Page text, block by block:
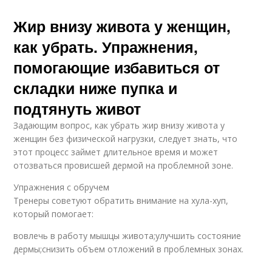
Жир внизу живота у женщин,
как убрать. Упражнения,
помогающие избавиться от
складки ниже пупка и
подтянуть живот
Задающим вопрос, как убрать жир внизу живота у
женщин без физической нагрузки, следует знать, что
этот процесс займет длительное время и может
отозваться провисшей дермой на проблемной зоне.
Упражнения с обручем
Тренеры советуют обратить внимание на хула-хуп,
который помогает:
вовлечь в работу мышцы живота;улучшить состояние
дермы;снизить объем отложений в проблемных зонах.